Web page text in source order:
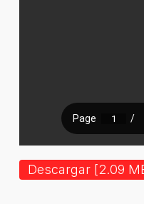
Descargar [2.09